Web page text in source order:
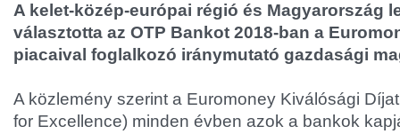
A kelet-közép-európai régió és Magyarország
választotta az OTP Bankot 2018-ban a
piacaival foglalkozó iránymutató gazdasági
A közlemény szerint a Euromoney Kiválósági
for Excellence) minden évben azok a bankok